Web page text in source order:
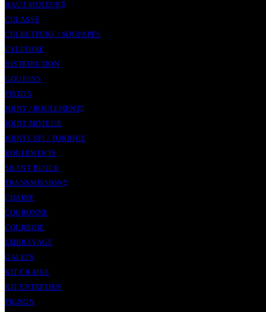
HAUT MOTEUR
CULASSE
CULBUTEURS / SOUPAPES
CYLINDRE
DISTRIBUTION
GOUJONS
PISTON
JOINT / ROULEMENT
JOINT MOTEUR
JOINTS SPI / TORIQUE
ROULEMENTS
SILENT BLOCK
TRANSMISSION
CHAINE
COURONNE
COURROIE
EMBRAYAGE
GALETS
KIT CHAINE
KIT ENTRETIEN
PIGNON